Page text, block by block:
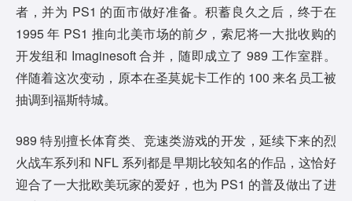
者，并为 PS1 的面市做好准备。积蓄良久之后，终于在
1995 年 PS1 推向北美市场的前夕，索尼将一大批收购的
开发组和 Imaginesoft 合并，随即成立了 989 工作室群。
伴随着这次变动，原本在圣莫妮卡工作的 100 来名员工被
抽调到福斯特城。
989 特别擅长体育类、竞速类游戏的开发，延续下来的烈
火战车系列和 NFL 系列都是早期比较知名的作品，这恰好
迎合了一大批欧美玩家的爱好，也为 PS1 的普及做出了进